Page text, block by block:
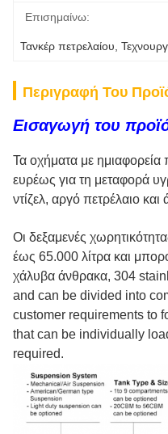
Επισημαίνω:
Τανκέρ πετρελαίου
Περιγραφή Του
Εισαγωγή του
Τα οχήματα με ημιαφορεία
ευρέως για τη μεταφορά
ντίζελ, αργό πετρέλαιο και
Οι δεξαμενές
έως 65.000 λίτρα και
χάλυβα άνθρακα, 304
and can be divided into
customer requirements to
that can be individually
required.